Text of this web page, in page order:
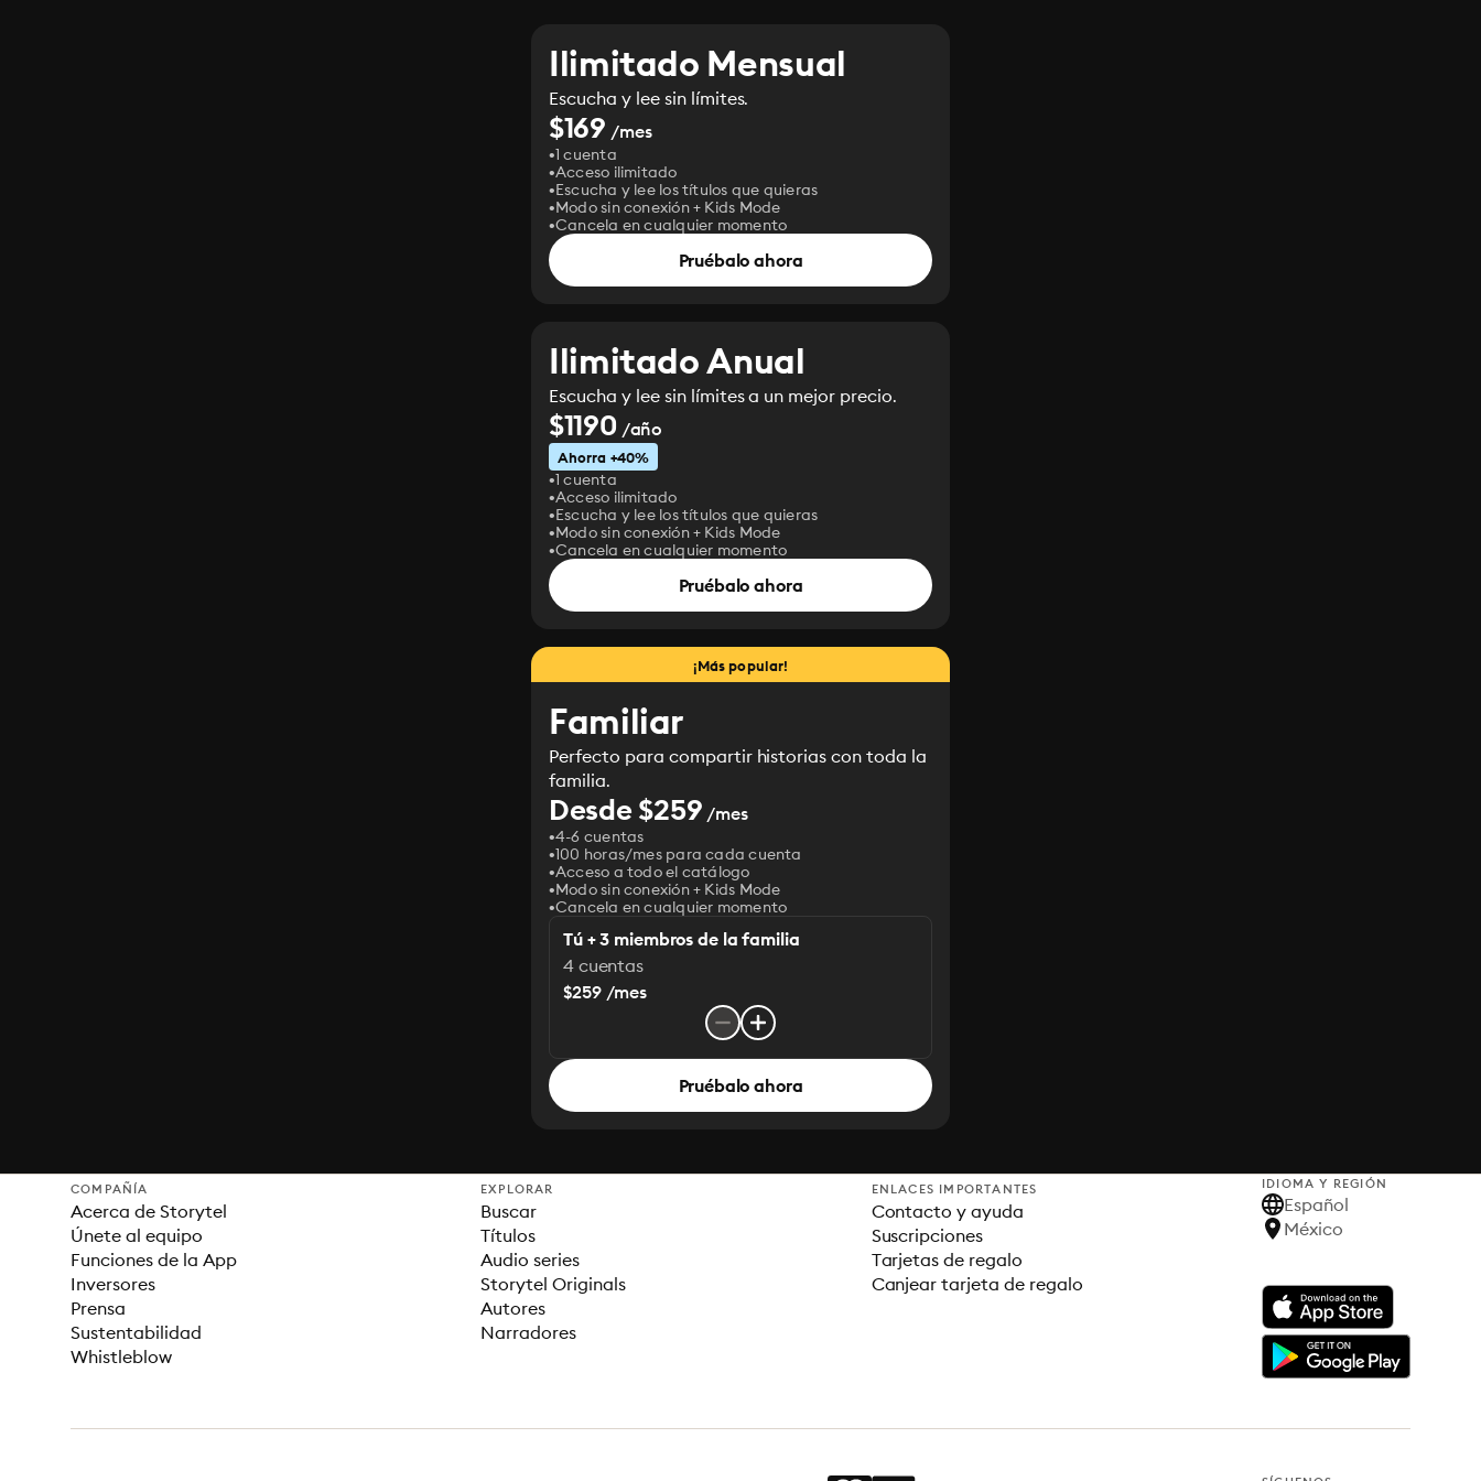
Ilimitado Mensual
Escucha y lee sin límites.
$169 /mes
1 cuenta
Acceso ilimitado
Escucha y lee los títulos que quieras
Modo sin conexión + Kids Mode
Cancela en cualquier momento
Pruébalo ahora
Ilimitado Anual
Escucha y lee sin límites a un mejor precio.
$1190 /año
Ahorra +40%
1 cuenta
Acceso ilimitado
Escucha y lee los títulos que quieras
Modo sin conexión + Kids Mode
Cancela en cualquier momento
Pruébalo ahora
¡Más popular!
Familiar
Perfecto para compartir historias con toda la
familia.
Desde $259 /mes
4-6 cuentas
100 horas/mes para cada cuenta
Acceso a todo el catálogo
Modo sin conexión + Kids Mode
Cancela en cualquier momento
Tú + 3 miembros de la familia
4 cuentas
$259 /mes
Pruébalo ahora
COMPAÑÍA
Acerca de Storytel
Únete al equipo
Funciones de la App
Inversores
Prensa
Sustentabilidad
Whistleblow
EXPLORAR
Buscar
Títulos
Audio series
Storytel Originals
Autores
Narradores
ENLACES IMPORTANTES
Contacto y ayuda
Suscripciones
Tarjetas de regalo
Canjear tarjeta de regalo
IDIOMA Y REGIÓN
Español
México